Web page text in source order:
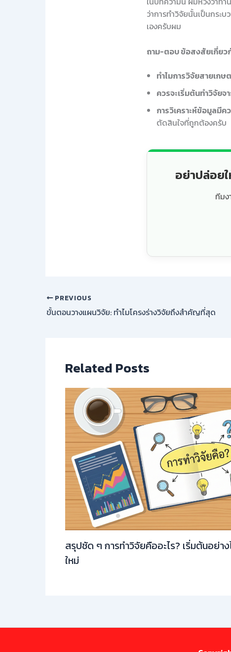
ว่าการทำวิจัยนั้นเป็นกระ
เองครับผม
ถาม-ตอบ ข้อสงสัยเกี่ยว
ทำไมการวิจัยสายเก
ควรจะเริ่มต้นทำวิจัยจ
การวิเคราะห์ข้อมูลมี
ตัดสินใจที่ถูกต้องครับ
อย่าปล่อย
ทีม
PREVIOUS
ขั้นตอนวางแผนวิจัย: ทำไมโครงร่างวิจัยถึงสำคัญที่สุด
Related Posts
สรุปชัด ๆ การทำวิจัยคืออะไร? เริ่มต้นอย่า
ใหม่